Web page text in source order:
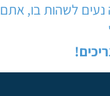
נעים לשהות בו, אתם